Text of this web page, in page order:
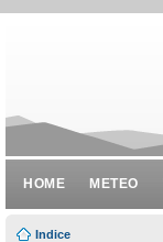
HOME METEO
Indice